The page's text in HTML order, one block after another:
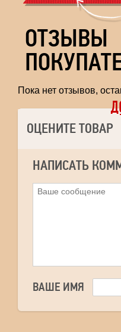
ОТЗЫВЫ
Пока нет отзывов,
ОЦЕНИТЕ ТОВАР
НАПИСАТЬ
ВАШЕ ИМЯ